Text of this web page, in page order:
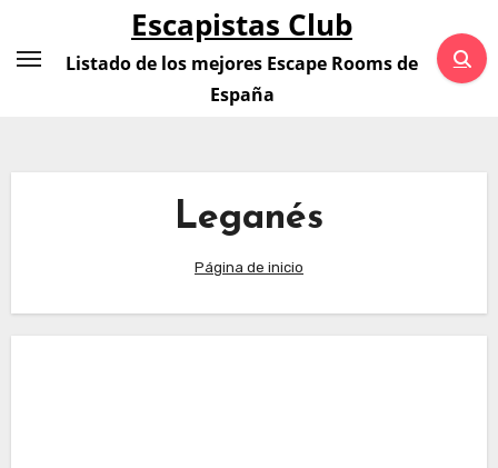
contenido
Escapistas Club
Listado de los mejores Escape Rooms de
España
Leganés
Página de inicio